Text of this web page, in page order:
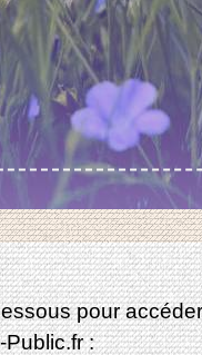
pour
Public.fr :